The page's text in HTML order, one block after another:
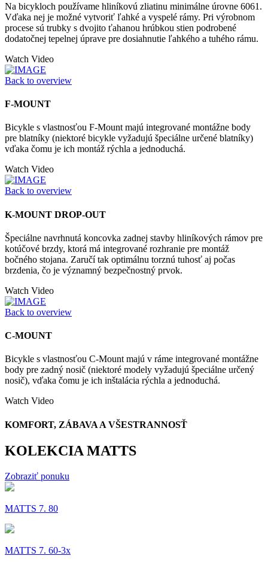
Na bicykloch používame hliníkovú zliatinu minimálne úrovne 6061.
Vďaka nej je možné vytvoriť ľahké a vyspelé rámy. Pri výrobnom
procese sú trubky s dvojito ťahanou hrúbkou stien podrobené
dodatočnej tepelnej úprave pre dosiahnutie ľahkého a tuhého rámu.
Watch Video
Back to overview
F-MOUNT
Bicykle s vlastnosťou F-Mount majú integrované montážne body
pre blatníky (niektoré bicykle vyžadujú špeciálne určené blatníky)
vďaka čomu je ich montáž rýchla a jednoduchá.
Watch Video
Back to overview
K-MOUNT DROP-OUT
Špeciálne navrhnutá koncovka zadnej stavby hliníkových rámov pre
kotúčové brzdy, ktorá má integrované rozhranie pre montáž
bočného stojana. Zaručí tak optimálnu torznú tuhosť aj počas
brzdenia, čo je významný bezpečnostný prvok.
Watch Video
Back to overview
C-MOUNT
Bicykle s vlastnosťou C-Mount majú v ráme integrované montážne
body pre zadný nosič (niektoré modely vyžadujú špeciálne určený
nosič), vďaka čomu je ich inštalácia rýchla a jednoduchá.
Watch Video
KOMFORT, ZÁBAVA A VŠESTRANNOSŤ
KOLEKCIA MATTS
Zobraziť ponuku
MATTS 7. 80
MATTS 7. 60-3x